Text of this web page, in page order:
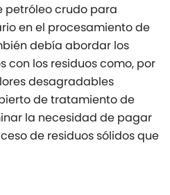
petróleo crudo para
en el procesamiento de
debía abordar los
con los residuos como, por
desagradables
de tratamiento de
la necesidad de pagar
de residuos sólidos que